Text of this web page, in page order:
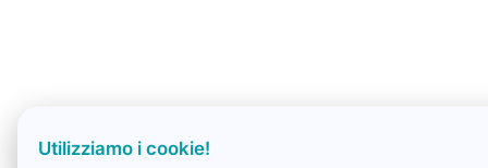
Utilizziamo i cookie!